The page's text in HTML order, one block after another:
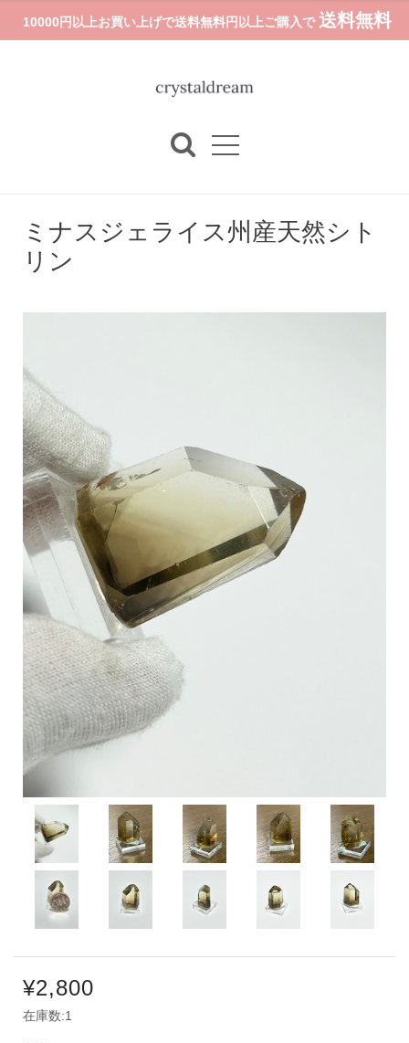
10000円以上お買い上げで送料無料円以上ご購入で 送料無料
ミナスジェライス州産天然シト
リン
¥2,800
在庫数:1